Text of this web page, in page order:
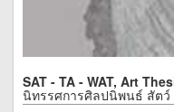
SAT - TA - WAT, Art
นิทรรศการศิลปนิพนธ์ สัต